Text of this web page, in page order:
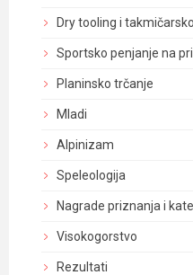
Dry tooling i
Sportsko penjanje na
Planinsko trčanje
Mladi
Alpinizam
Speleologija
Nagrade priznanja i
Visokogorstvo
Rezultati